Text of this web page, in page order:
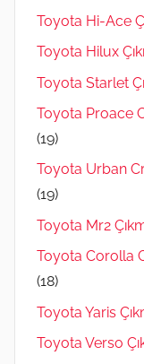
Toyota Hi-Ace
Toyota Hilux
Toyota Starlet
Toyota Proace
(19)
Toyota Urban
(19)
Toyota Mr2
Toyota Corolla
(18)
Toyota Yaris
Toyota Verso